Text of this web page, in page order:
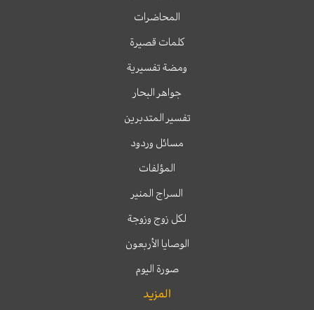
المحاضرات
كلمات قصيرة
ومضة تفسيرية
جواهر البحار
تفسير المتدبرين
مسائل وردود
المؤلفات
السراج المنير
لكل زوج وزوجة
الوصايا الأربعون
صورة اليوم
المزيد